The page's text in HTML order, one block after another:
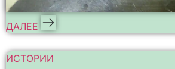
ДАЛЕЕ
ИСТОРИИ